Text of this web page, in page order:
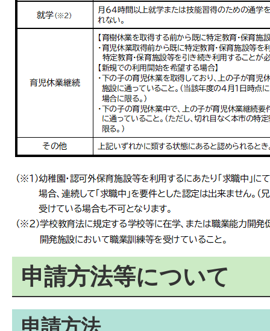
申請方法等について
申請方法